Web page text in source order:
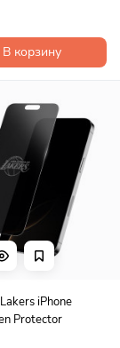
В корзину
iPhone
Protector